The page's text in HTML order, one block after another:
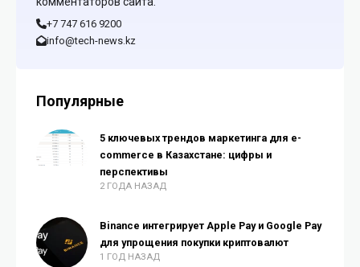
+7 747 616 9200
info@tech-news.kz
Популярные
5 ключевых трендов маркетинга для e-
commerce в Казахстане: цифры и
перспективы
2 ГОДА НАЗАД
Binance интегрирует Apple Pay и Google Pay
для упрощения покупки криптовалют
1 ГОД НАЗАД